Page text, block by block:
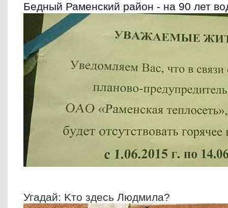
Бедный Раменский район - на 90 лет
Угадай: Kто здесь Людмила?